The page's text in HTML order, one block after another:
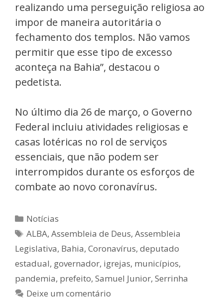
realizando uma perseguição religiosa ao
impor de maneira autoritária o
fechamento dos templos. Não vamos
permitir que esse tipo de excesso
aconteça na Bahia”, destacou o
pedetista.
No último dia 26 de março, o Governo
Federal incluiu atividades religiosas e
casas lotéricas no rol de serviços
essenciais, que não podem ser
interrompidos durante os esforços de
combate ao novo coronavírus.
Notícias
ALBA,Assembleia de Deus,Assembleia
Legislativa, Bahia, Coronavírus, deputado
estadual, governador, igrejas, municípios,
pandemia, prefeito, Samuel Junior, Serrinha
Deixe um comentário